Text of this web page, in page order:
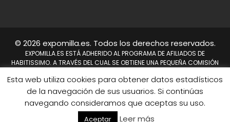
© 2026 expomilla.es. Todos los derechos reservados.
EXPOMILLA.ES ESTÁ ADHERIDO AL PROGRAMA DE AFILIADOS DE
HABITISSIMO. A TRAVÉS DEL CUAL SE OBTIENE UNA PEQUEÑA COMISIÓN
EN CAMBIO A NOSOTROS NOS PERMITE CONTINUAR TRABAJANDO DÍA A
DÍA PARA MEJORAR EL SITIO WEB.
HABITISSIMO Y TAMBIÉN EL LOGO DE HABITISSIMO SON MARCAS
REGISTRADAS DE HABITISSIMO.ES O SUS AFILIADOS.
Mapa del sitio
Esta web utiliza cookies para obtener datos estadísticos
de la navegación de sus usuarios. Si continúas
navegando consideramos que aceptas su uso.
Aceptar Leer más